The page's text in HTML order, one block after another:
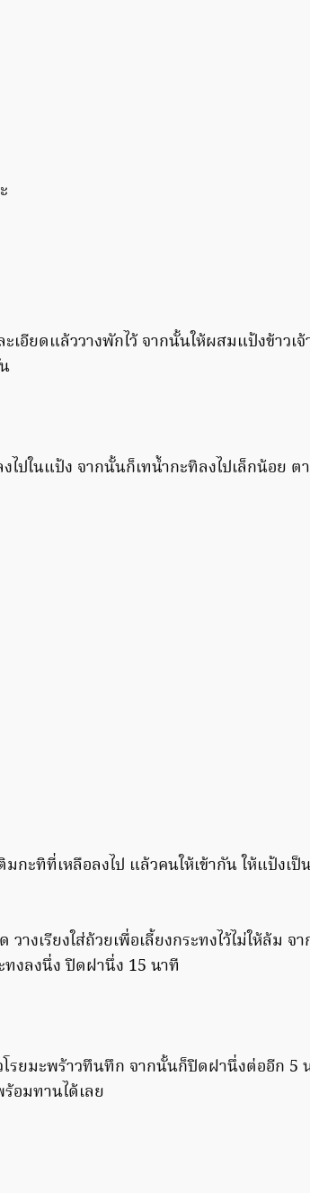
เอียดแล้ววางพักไว้ จากนั้นให้ผสมแป้งข้าว
ปในแป้ง จากนั้นก็เทน้ำกะทิลงไปเล็กน้อย ต
มกะทิที่เหลือลงไป แล้วคนให้เข้ากัน ให้แป้งเ
างเรียงใส่ถ้วยเพื่อเลี้ยงกระทงไว้ไม่ให้ล้ม
ทงลงนึ่ง ปิดฝานึ่ง 15 นาที
โรยมะพร้าวทึนทึก จากนั้นก็ปิดฝานึ่งต่ออีก 5
อมทานได้เลย